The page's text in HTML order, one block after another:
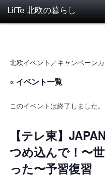
北欧イベント／キャンペーン
« イベント一覧
このイベントは終了しました。
【テレ東】
つめ込んで！〜
った〜予習復習